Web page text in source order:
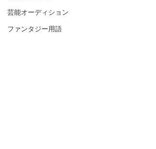
芸能オーディション
ファンタジー用語